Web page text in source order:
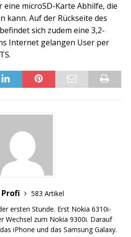
microSD-Karte Abhilfe, die
kann. Auf der Rückseite des
sich zudem eine 3,2-
Internet gelangen User per
583 Artikel
ersten Stunde. Erst Nokia 6310i-
Wechsel zum Nokia 9300i. Darauf
iPhone und das Samsung Galaxy.